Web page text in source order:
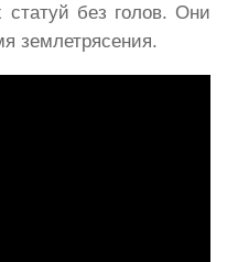
статуй без голов. Они
землетрясения.